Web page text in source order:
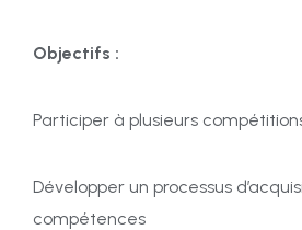
Objectifs :
Participer à plusieurs
Développer un processus
compétences